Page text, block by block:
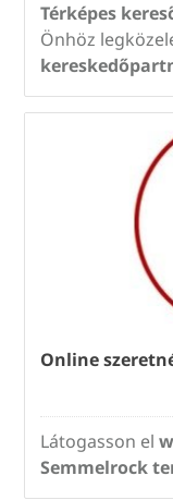
Térképes
Önhöz
Online
Látogasson el
Semmelrock